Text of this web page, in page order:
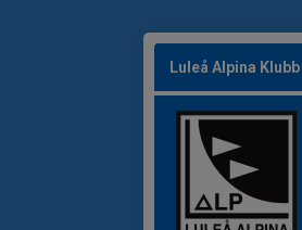
Luleå Alpina Klubb